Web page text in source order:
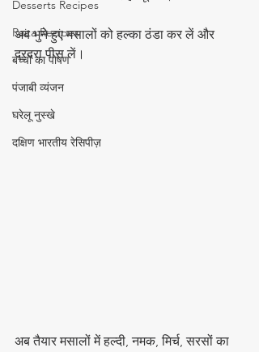
Desserts Recipes
Raita Recipes
बच्चों का पोषण
पंजाबी व्यंजन
घरेलू नुस्खे
दक्षिण भारतीय रेसिपीज़
अब भुने हुए मसालों को हल्का ठंडा कर लें और
दरदरा पीस लें।
अब तैयार मसालों में हल्दी, नमक, मिर्च, सरसों का